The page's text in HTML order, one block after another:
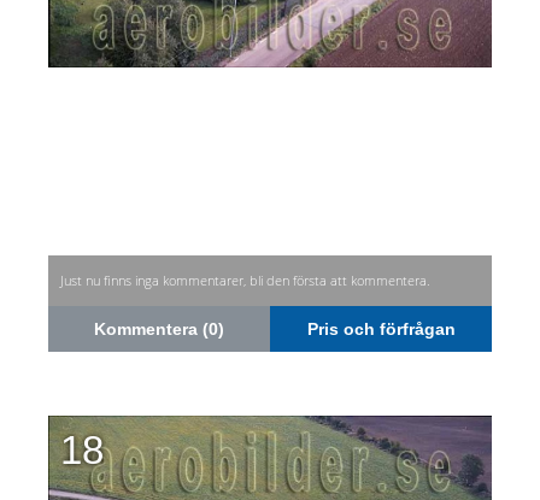
Just nu finns inga kommentarer, bli den första att kommentera.
Kommentera (0) Pris och förfrågan
18